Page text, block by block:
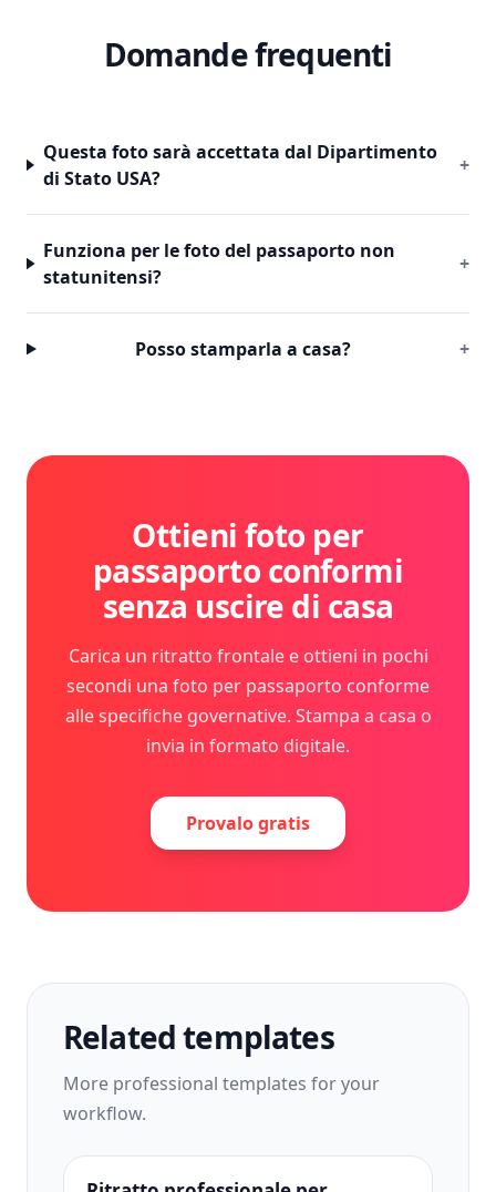
Domande frequenti
Questa foto sarà accettata dal Dipartimento
di Stato USA?
+
Funziona per le foto del passaporto non
statunitensi?
+
Posso stamparla a casa? +
Ottieni foto per
passaporto conformi
senza uscire di casa
Carica un ritratto frontale e ottieni in pochi
secondi una foto per passaporto conforme
alle specifiche governative. Stampa a casa o
invia in formato digitale.
Provalo gratis
Related templates
More professional templates for your
workflow.